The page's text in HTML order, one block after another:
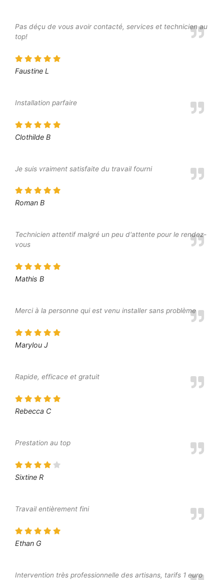
Pas déçu de vous avoir contacté, services et technicien au
top!
Faustine L
Installation parfaire
Clothilde B
Je suis vraiment satisfaite du travail fourni
Roman B
Technicien attentif malgré un peu d'attente pour le rendez-
vous
Mathis B
Merci à la personne qui est venu installer sans problème
Marylou J
Rapide, efficace et gratuit
Rebecca C
Prestation au top
Sixtine R
Travail entièrement fini
Ethan G
Intervention très professionnelle des artisans, tarifs 1 euro